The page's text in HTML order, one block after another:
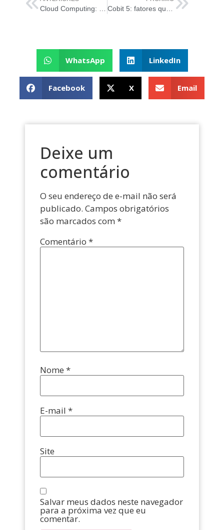
WhatsApp LinkedIn
Facebook X Email
Deixe um
comentário
O seu endereço de e-mail não será
publicado. Campos obrigatórios
são marcados com *
Comentário *
Nome *
E-mail *
Site
Salvar meus dados neste navegador
para a próxima vez que eu
comentar.